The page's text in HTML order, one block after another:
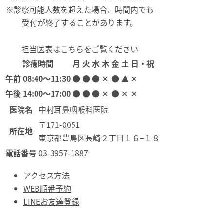
診療時間 月 火 水木金土 日・祝
午前08:40〜11:30●●● ✕ ●▲ ✕
午後 14:00〜17:00●●● ✕ ● ✕ ✕
※診察可能人数を超えた場合、時間内でも
受付が終了することがあります。
担当医表はこちらをご覧ください
医院名 中村耳鼻咽喉科医院
所在地
〒171-0051
東京都豊島区長崎２丁目１６−１８
電話番号03-3957-1887
アクセス方法
WEB順番予約
LINEお友達登録